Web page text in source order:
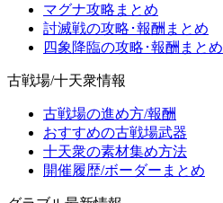
マグナ攻略まとめ
討滅戦の攻略･報酬まとめ
四象降臨の攻略･報酬まとめ
古戦場/十天衆情報
古戦場の進め方/報酬
おすすめの古戦場武器
十天衆の素材集め方法
開催履歴/ボーダーまとめ